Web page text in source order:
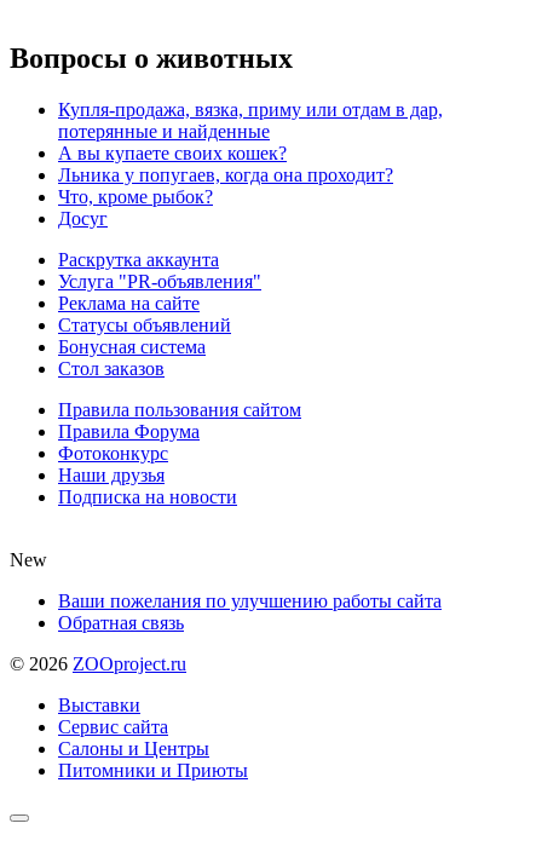
Вопросы о животных
Купля-продажа, вязка, приму или отдам в дар,
потерянные и найденные
А вы купаете своих кошек?
Льника у попугаев, когда она проходит?
Что, кроме рыбок?
Досуг
Раскрутка аккаунта
Услуга "PR-объявления"
Реклама на сайте
Статусы объявлений
Бонусная система
Стол заказов
Правила пользования сайтом
Правила Форума
Фотоконкурс
Наши друзья
Подписка на новости
New
Ваши пожелания по улучшению работы сайта
Обратная связь
© 2026 ZOOproject.ru
Выставки
Сервис сайта
Салоны и Центры
Питомники и Приюты